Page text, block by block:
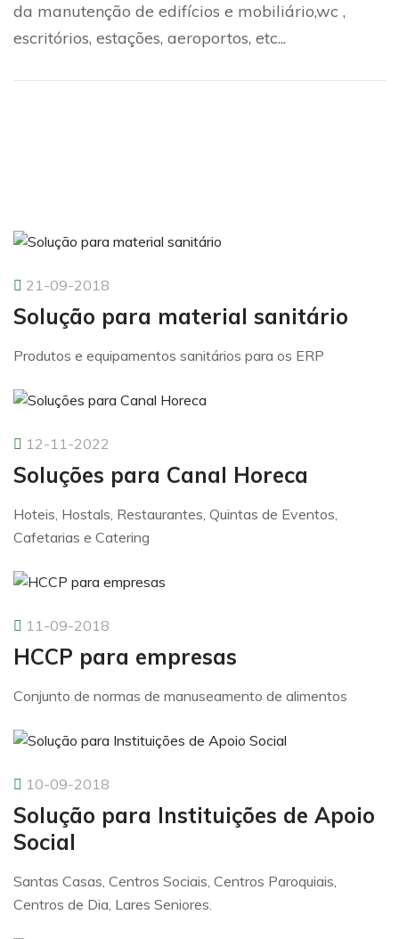
da manutenção de edifícios e mobiliário,wc ,
escritórios, estações, aeroportos, etc...
21-09-2018
Solução para material sanitário
Produtos e equipamentos sanitários para os ERP
12-11-2022
Soluções para Canal Horeca
Hoteis, Hostals, Restaurantes, Quintas de Eventos,
Cafetarias e Catering
11-09-2018
HCCP para empresas
Conjunto de normas de manuseamento de alimentos
10-09-2018
Solução para Instituições de Apoio
Social
Santas Casas, Centros Sociais, Centros Paroquiais,
Centros de Dia, Lares Seniores.